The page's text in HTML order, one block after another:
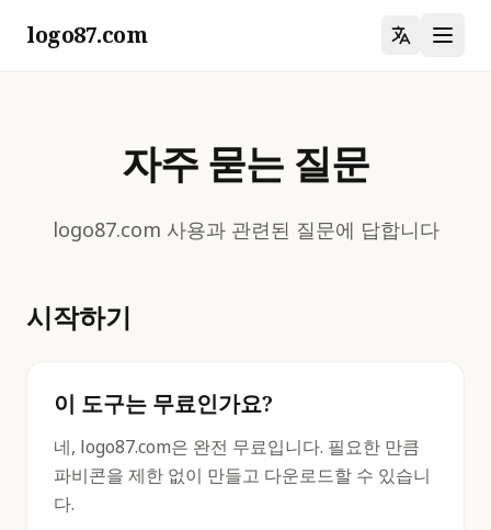
logo87.com
자주 묻는 질문
logo87.com 사용과 관련된 질문에 답합니다
시작하기
이 도구는 무료인가요?
네, logo87.com은 완전 무료입니다. 필요한 만큼
파비콘을 제한 없이 만들고 다운로드할 수 있습니
다.